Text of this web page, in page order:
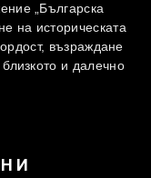
„Българска
на историческата
възраждане
и далечно